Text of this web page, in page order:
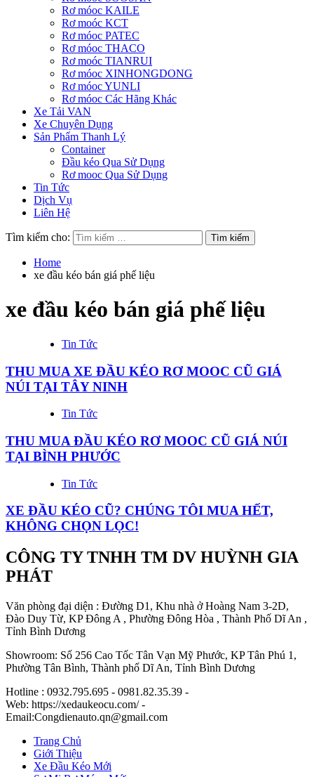
Rơ móoc KAILE
Rơ moóc KCT
Rơ móoc PATEC
Rơ móoc THACO
Rơ moóc TIANRUI
Rơ móoc XINHONGDONG
Rơ móoc YUNLI
Rơ móoc Các Hãng Khác
Xe Tải VAN
Xe Chuyên Dụng
Sản Phẩm Thanh Lý
Container
Đầu kéo Qua Sử Dụng
Rơ mooc Qua Sử Dụng
Tin Tức
Dịch Vụ
Liên Hệ
Tìm kiếm cho:
Home
xe đầu kéo bán giá phế liệu
xe đầu kéo bán giá phế liệu
Tin Tức
THU MUA XE ĐẦU KÉO RƠ MOOC CŨ GIÁ
NÚI TẠI TÂY NINH
Tin Tức
THU MUA ĐẦU KÉO RƠ MOOC CŨ GIÁ NÚI
TẠI BÌNH PHƯỚC
Tin Tức
XE ĐẦU KÉO CŨ? CHÚNG TÔI MUA HẾT,
KHÔNG CHỌN LỌC!
CÔNG TY TNHH TM DV HUỲNH GIA
PHÁT
Văn phòng đại diện : Đường D1, Khu nhà ở Hoàng Nam 3-2D,
Đào Duy Từ, KP Đông A , Phường Đông Hòa , Thành Phố Dĩ An ,
Tỉnh Bình Dương
Showroom: Số 256 Cao Tốc Tân Vạn Mỹ Phước, KP Tân Phú 1,
Phường Tân Bình, Thành phố Dĩ An, Tỉnh Bình Dương
Hotline : 0932.795.695 - 0981.82.35.39 -
Web: https://xedaukeocu.com/ -
Email:Congdienauto.qn@gmail.com
Trang Chủ
Giới Thiệu
Xe Đầu Kéo Mới